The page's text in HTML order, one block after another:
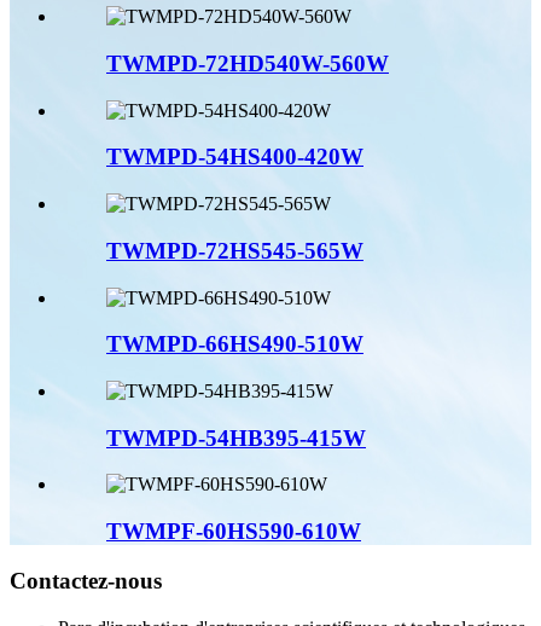
TWMPD-72HD540W-560W
TWMPD-54HS400-420W
TWMPD-72HS545-565W
TWMPD-66HS490-510W
TWMPD-54HB395-415W
TWMPF-60HS590-610W
Contactez-nous